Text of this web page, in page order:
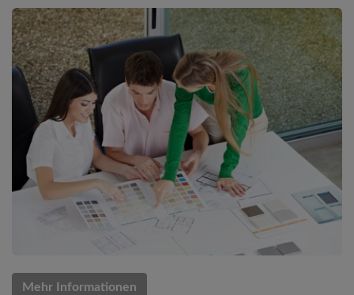
Mehr Informationen